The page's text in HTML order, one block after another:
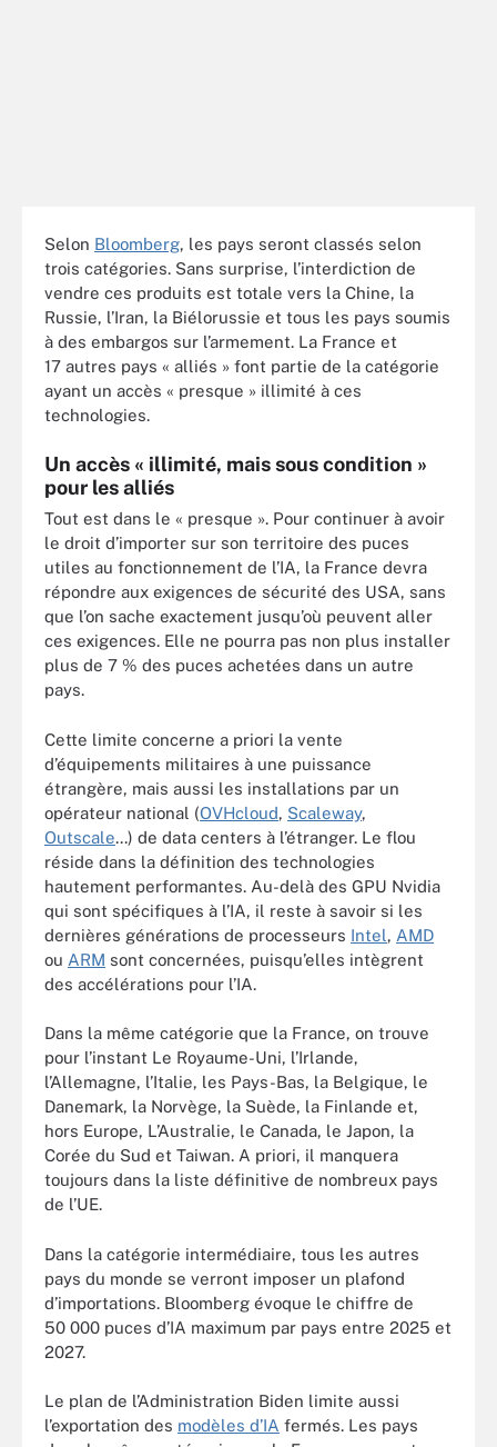
Selon Bloomberg, les pays seront classés selon
trois catégories. Sans surprise, l’interdiction de
vendre ces produits est totale vers la Chine, la
Russie, l’Iran, la Biélorussie et tous les pays soumis
à des embargos sur l’armement. La France et
17 autres pays « alliés » font partie de la catégorie
ayant un accès « presque » illimité à ces
technologies.
Un accès « illimité, mais sous condition »
pour les alliés
Tout est dans le « presque ». Pour continuer à avoir
le droit d’importer sur son territoire des puces
utiles au fonctionnement de l’IA, la France devra
répondre aux exigences de sécurité des USA, sans
que l’on sache exactement jusqu’où peuvent aller
ces exigences. Elle ne pourra pas non plus installer
plus de 7 % des puces achetées dans un autre
pays.
Cette limite concerne a priori la vente
d’équipements militaires à une puissance
étrangère, mais aussi les installations par un
opérateur national (OVHcloud, Scaleway,
Outscale...) de data centers à l’étranger. Le flou
réside dans la définition des technologies
hautement performantes. Au-delà des GPU Nvidia
qui sont spécifiques à l’IA, il reste à savoir si les
dernières générations de processeurs Intel, AMD
ou ARM sont concernées, puisqu’elles intègrent
des accélérations pour l’IA.
Dans la même catégorie que la France, on trouve
pour l’instant Le Royaume-Uni, l’Irlande,
l’Allemagne, l’Italie, les Pays-Bas, la Belgique, le
Danemark, la Norvège, la Suède, la Finlande et,
hors Europe, L’Australie, le Canada, le Japon, la
Corée du Sud et Taiwan. A priori, il manquera
toujours dans la liste définitive de nombreux pays
de l’UE.
Dans la catégorie intermédiaire, tous les autres
pays du monde se verront imposer un plafond
d’importations. Bloomberg évoque le chiffre de
50 000 puces d’IA maximum par pays entre 2025 et
2027.
Le plan de l’Administration Biden limite aussi
l’exportation des modèles d’IA fermés. Les pays